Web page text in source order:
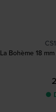
La Bohème 18
●